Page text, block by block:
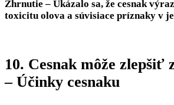
Zhrnutie – Ukázalo sa, že cesnak
toxicitu olova a súvisiace príznaky v
10. Cesnak môže zlepšiť
– Účinky cesnaku